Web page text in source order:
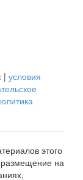
| условия
этого
на